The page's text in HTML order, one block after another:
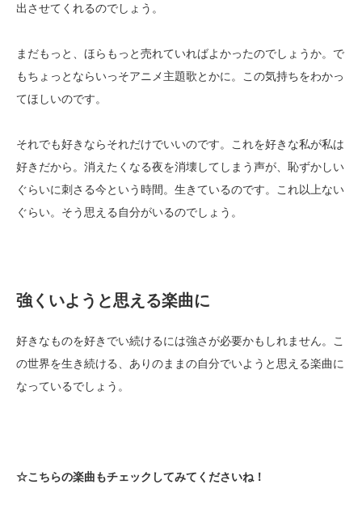
出させてくれるのでしょう。
まだもっと、ほらもっと売れていればよかったのでしょうか。で
もちょっとならいっそアニメ主題歌とかに。この気持ちをわかっ
てほしいのです。
それでも好きならそれだけでいいのです。これを好きな私が私は
好きだから。消えたくなる夜を消壊してしまう声が、恥ずかしい
ぐらいに刺さる今という時間。生きているのです。これ以上ない
ぐらい。そう思える自分がいるのでしょう。
強くいようと思える楽曲に
好きなものを好きでい続けるには強さが必要かもしれません。こ
の世界を生き続ける、ありのままの自分でいようと思える楽曲に
なっているでしょう。
☆こちらの楽曲もチェックしてみてくださいね！